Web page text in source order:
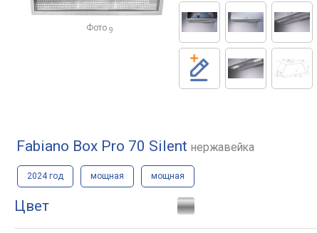
Фото 9
Fabiano Box Pro 70 Silent нержавейка
2024 год мощная мощная
Цвет